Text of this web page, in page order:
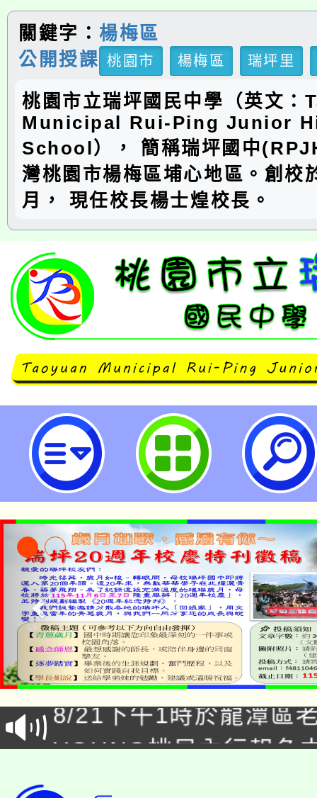
關鍵字： 楊梅區
公開授課 桃園市 楊梅區 瑞坪里
桃園市立瑞坪國民中學（英文：
Municipal Rui-Ping Junior
School）， 簡稱瑞坪國中
灣桃園市楊梅區埔心地區。創校
月， 現任校長楊士煌校長。
桃園市立瑞坪國民中學
「本色祭」8/29、30在
場熱烈登場!
8/21下午1時於龍潭區
徵才活動。
YOUNG桃局內行報名